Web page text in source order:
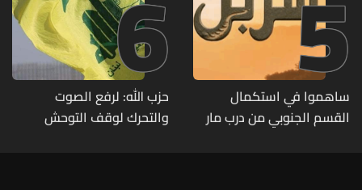
ساهموا في استكمال
القسم الجنوبي من درب مار
حزب الله: لرفع الصوت
والتحرك لوقف التوحش